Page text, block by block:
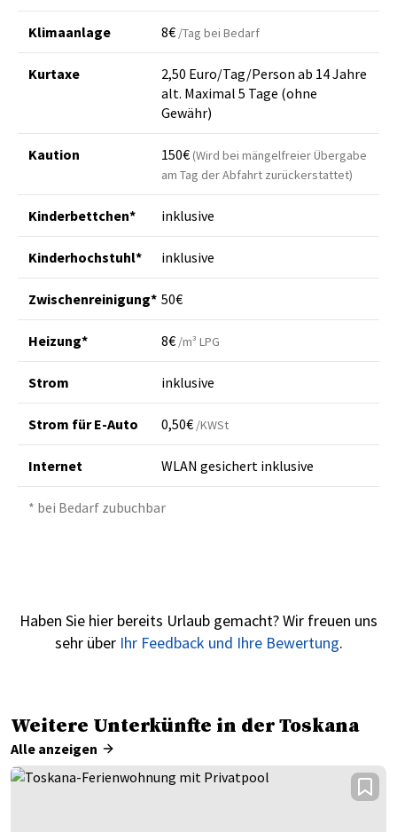
Klimaanlage 8€ /Tag bei Bedarf
Kurtaxe
2,50 Euro/Tag/Person ab 14 Jahre
alt. Maximal 5 Tage (ohne
Gewähr)
Kaution 150€ (Wird bei mängelfreier Übergabe
am Tag der Abfahrt zurückerstattet)
Kinderbettchen* inklusive
Kinderhochstuhl* inklusive
Zwischenreinigung* 50€
Heizung* 8€ /m³ LPG
Strom inklusive
Strom für E-Auto 0,50€ /KWSt
Internet WLAN gesichert inklusive
* bei Bedarf zubuchbar
Haben Sie hier bereits Urlaub gemacht? Wir freuen uns
sehr über Ihr Feedback und Ihre Bewertung.
Weitere Unterkünfte in der Toskana
Alle anzeigen